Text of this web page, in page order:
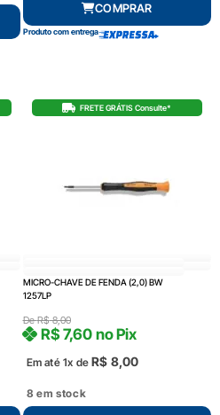
COMPRAR
Produto com entrega
FRETE GRÁTIS Consulte*
MICRO-CHAVE DE FENDA (2,0) BW
1257LP
DeR$8,00
Em até 1x de R$ 8,00
R$7,60 no Pix
8 em stock